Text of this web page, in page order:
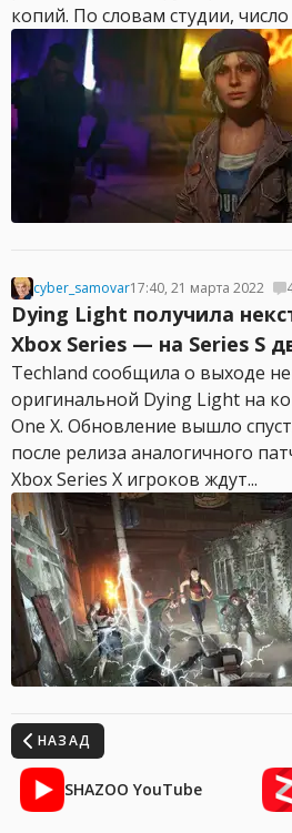
копий. По словам студии, число
cyber_samovar17:40, 21 марта 2022
Dying Light получила
Xbox Series — на Series S
Techland сообщила о выходе
оригинальной Dying Light на
One X. Обновление вышло
после релиза аналогичного
Xbox Series X игроков ждут...
НАЗАД
SHAZOO YouTube